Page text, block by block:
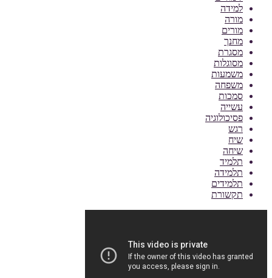
למידה
מורה
מורים
מחנך
מסגרת
מסוגלות
משמעות
משפחה
סמכות
עשייה
פסיכולוגיה
רגש
שיח
שיחה
תלמיד
תלמידה
תלמידים
תקשורת